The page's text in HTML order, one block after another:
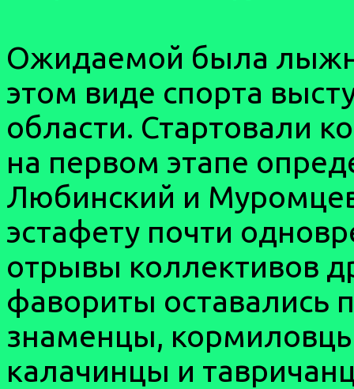
Ожидаемой была
этом виде спорта
области. Стартовали
на первом этапе
Любинский и
эстафету почти
отрывы коллективов
фавориты оставались
знаменцы,
калачинцы и